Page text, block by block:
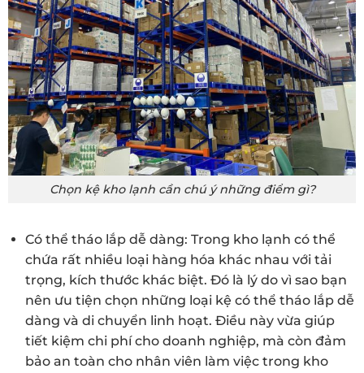
Chọn kệ kho lạnh cần chú ý những điểm gì?
Có thể tháo lắp dễ dàng: Trong kho lạnh có thể
chứa rất nhiều loại hàng hóa khác nhau với tải
trọng, kích thước khác biệt. Đó là lý do vì sao bạn
nên ưu tiện chọn những loại kệ có thể tháo lắp dễ
dàng và di chuyển linh hoạt. Điều này vừa giúp
tiết kiệm chi phí cho doanh nghiệp, mà còn đảm
bảo an toàn cho nhân viên làm việc trong kho